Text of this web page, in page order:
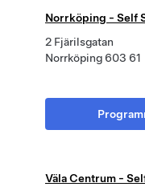
Norrköping - Self
2 Fjärilsgatan
Norrköping 603 61
Väla Centrum -